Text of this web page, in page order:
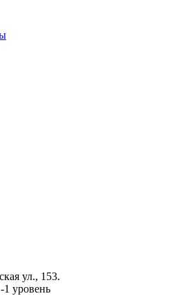
ул., 153.
уровень